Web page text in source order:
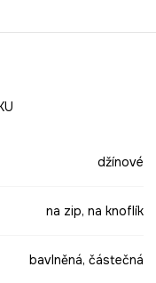
džínové
na zip, na knoflík
bavlněná, částečná